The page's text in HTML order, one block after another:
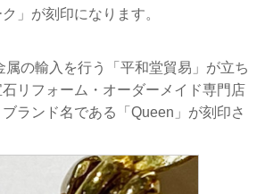
」が刻印になります。
属の輸入を行う「平和堂貿易」が立ち
石リフォーム・オーダーメイド専門店
ランド名である「Queen」が刻印さ